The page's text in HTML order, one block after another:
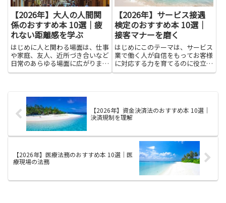
【2026年】大人の人間関
係のおすすめ本 10選｜疲
れない距離感を学ぶ
はじめに人と関わる場面は、仕事
や家庭、友人、近所づき合いなど
日常のあらゆる場面に広がりま
す。大人の人間関係は、一人ひと
は、関係を壊さずに自分の境界を
守るヒントや、相手を思いやる言
葉...
【2026年】サービス接遇
検定のおすすめ本 10選｜
接客マナーを磨く
はじめにこのテーマは、サービス
業で働く人が自信をもってお客様
に対応する力を育てるのに役立ち
ます。サービス接遇検定を目指す
想...
【2026年】資金決済法のおすすめ本 10選｜
決済規制を理解
【2026年】医療法務のおすすめ本 10選｜医
療現場の法務